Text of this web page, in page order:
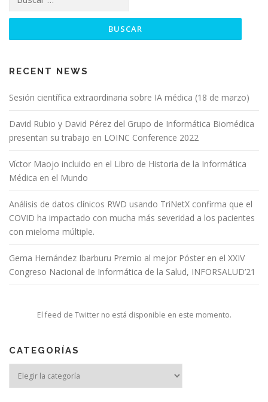
RECENT NEWS
Sesión científica extraordinaria sobre IA médica (18 de marzo)
David Rubio y David Pérez del Grupo de Informática Biomédica
presentan su trabajo en LOINC Conference 2022
Víctor Maojo incluido en el Libro de Historia de la Informática
Médica en el Mundo
Análisis de datos clínicos RWD usando TriNetX confirma que el
COVID ha impactado con mucha más severidad a los pacientes
con mieloma múltiple.
Gema Hernández Ibarburu Premio al mejor Póster en el XXIV
Congreso Nacional de Informática de la Salud, INFORSALUD’21
El feed de Twitter no está disponible en este momento.
CATEGORÍAS